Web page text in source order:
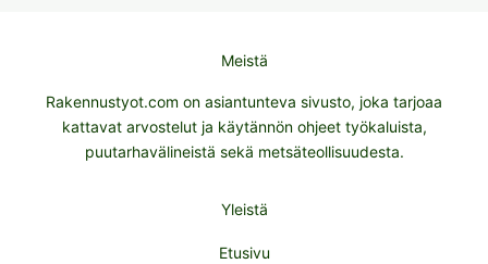
Meistä
Rakennustyot.com on asiantunteva sivusto, joka tarjoaa
kattavat arvostelut ja käytännön ohjeet työkaluista,
puutarhavälineistä sekä metsäteollisuudesta.
Yleistä
Etusivu